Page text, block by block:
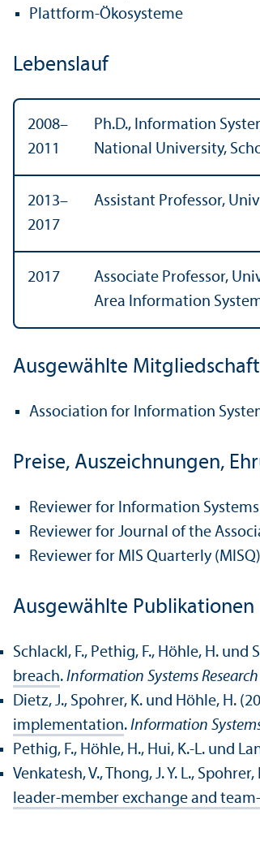
Plattform-Öko­systeme
Lebens­lauf
2008–
2011
Ph.D., Information
National University,
2013–
2017
Assistant Professor,
2017
Associate Professor,
Area Information
Ausgewählte
Association for Information
Preise, Auszeichnungen,
Reviewer for Information Systems
Reviewer for Journal of the
Reviewer for MIS Quarterly (MISQ)
Ausgewählte Publikationen
Schlackl, F., Pethig, F., Höhle, H. und
breach. Information Systems Research
Dietz, J., Spohrer, K. und Höhle, H.
implementation. Information Systems
Pethig, F., Höhle, H., Hui, K.-L. und
Venkatesh, V., Thong, J. Y. L.,
leader-member exchange and